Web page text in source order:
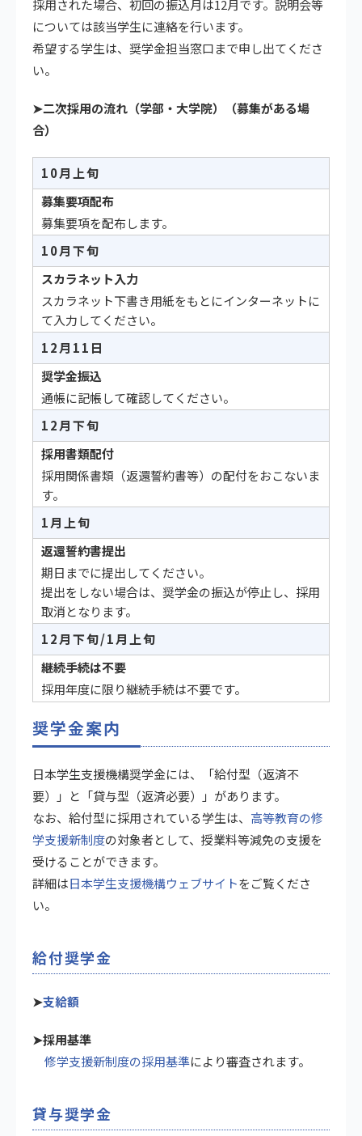
採用された場合、初回の振込月は12月です。説明会等
については該当学生に連絡を行います。
希望する学生は、奨学金担当窓口まで申し出てくださ
い。
➤二次採用の流れ（学部・大学院）（募集がある場
合）
10月上旬
募集要項配布
募集要項を配布します。
10月下旬
スカラネット入力
スカラネット下書き用紙をもとにインターネットに
て入力してください。
12月11日
奨学金振込
通帳に記帳して確認してください。
12月下旬
採用書類配付
採用関係書類（返還誓約書等）の配付をおこないま
す。
1月上旬
返還誓約書提出
期日までに提出してください。
提出をしない場合は、奨学金の振込が停止し、採用
取消となります。
12月下旬/1月上旬
継続手続は不要
採用年度に限り継続手続は不要です。
奨学金案内
日本学生支援機構奨学金には、「給付型（返済不
要）」と「貸与型（返済必要）」があります。
なお、給付型に採用されている学生は、 高等教育の修
学支援新制度の対象者として、授業料等減免の支援を
受けることができます。
詳細は日本学生支援機構ウェブサイトをご覧くださ
い。
給付奨学金
➤支給額
➤採用基準
修学支援新制度の採用基準により審査されます。
貸与奨学金